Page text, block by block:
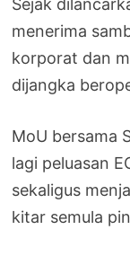
Sejak
menerima
korporat dan
dijangka
MoU bersama
lagi peluasan
sekaligus
kitar semula